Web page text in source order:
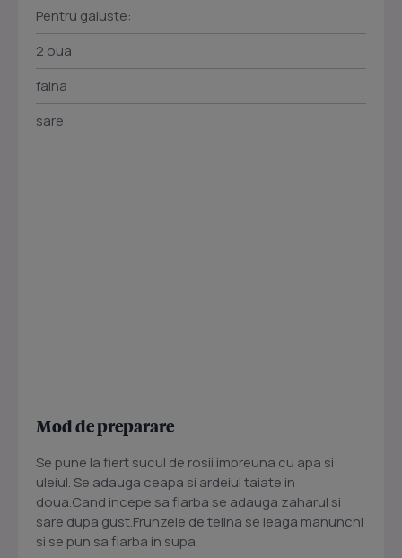
Pentru galuste:
2 oua
faina
sare
Mod de preparare
Se pune la fiert sucul de rosii impreuna cu apa si
uleiul. Se adauga ceapa si ardeiul taiate in
doua.Cand incepe sa fiarba se adauga zaharul si
sare dupa gust.Frunzele de telina se leaga manunchi
si se pun sa fiarba in supa.